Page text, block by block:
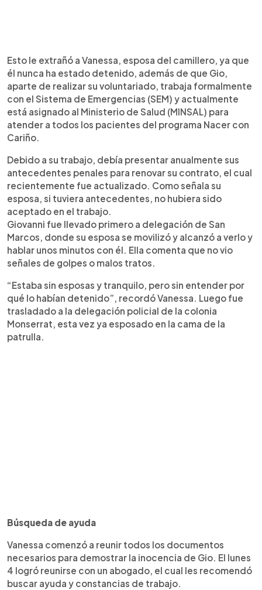
Esto le extrañó a Vanessa, esposa del camillero, ya que
él nunca ha estado detenido, además de que Gio,
aparte de realizar su voluntariado, trabaja formalmente
con el Sistema de Emergencias (SEM) y actualmente
está asignado al Ministerio de Salud (MINSAL) para
atender a todos los pacientes del programa Nacer con
Cariño.
Debido a su trabajo, debía presentar anualmente sus
antecedentes penales para renovar su contrato, el cual
recientemente fue actualizado. Como señala su
esposa, si tuviera antecedentes, no hubiera sido
aceptado en el trabajo.
Giovanni fue llevado primero a delegación de San
Marcos, donde su esposa se movilizó y alcanzó a verlo y
hablar unos minutos con él. Ella comenta que no vio
señales de golpes o malos tratos.
“Estaba sin esposas y tranquilo, pero sin entender por
qué lo habían detenido”, recordó Vanessa. Luego fue
trasladado a la delegación policial de la colonia
Monserrat, esta vez ya esposado en la cama de la
patrulla.
Búsqueda de ayuda
Vanessa comenzó a reunir todos los documentos
necesarios para demostrar la inocencia de Gio. El lunes
4 logró reunirse con un abogado, el cual les recomendó
buscar ayuda y constancias de trabajo.